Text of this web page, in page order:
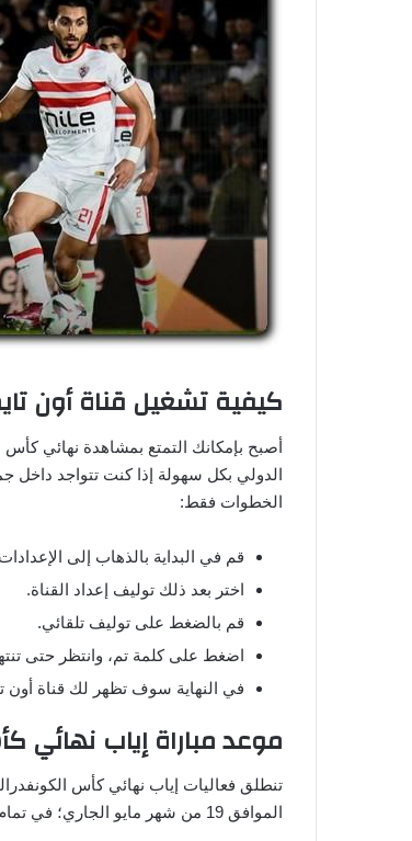
كيفية تشغيل قناة أون
أصبح بإمكانك التمتع بمشاهدة نهائي كأس
الدولي بكل سهولة إذا كنت تتواجد داخل
الخطوات فقط:
قم في البداية بالذهاب إلى
اختر بعد ذلك توليف إعداد القناة.
قم بالضغط على توليف تلقائي.
اضغط على كلمة تم، وانتظر حتى
في النهاية سوف تظهر لك قناة أون
موعد مباراة إياب نهائي
تنطلق فعاليات إياب نهائي كأس
الموافق 19 من شهر مايو الجاري؛ في تمام الأوقات التالية: